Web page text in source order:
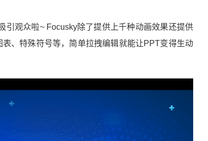
引观众啦~ Focusky除了提供上千种动画效果还提供
、特殊符号等，简单拉拽编辑就能让PPT变得生动